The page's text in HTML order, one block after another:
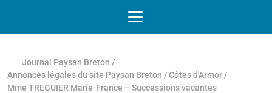
Journal Paysan Breton /
Annonces légales du site Paysan Breton /Côtes d'Armor /
Mme TREGUIER Marie-France – Successions vacantes